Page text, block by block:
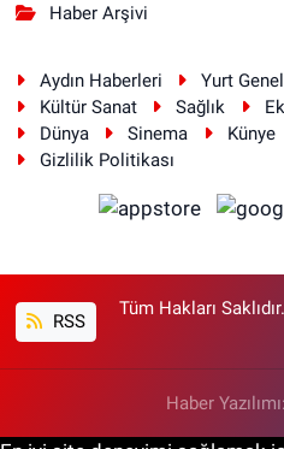
Haber Arşivi
Aydın Haberleri Yurt
Kültür Sanat
Sağlık
Dünya
Sinema Künye
Gizlilik Politikası
RSS
Tüm Hakları
Haber Yazılımı: